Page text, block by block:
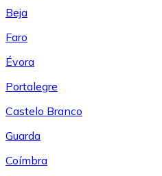
Beja
Faro
Évora
Portalegre
Castelo Branco
Guarda
Coímbra